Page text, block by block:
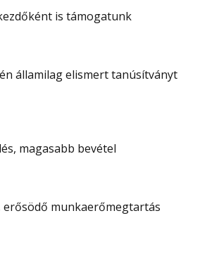
is támogatunk
államilag elismert tanúsítványt
magasabb bevétel
munkaerőmegtartás